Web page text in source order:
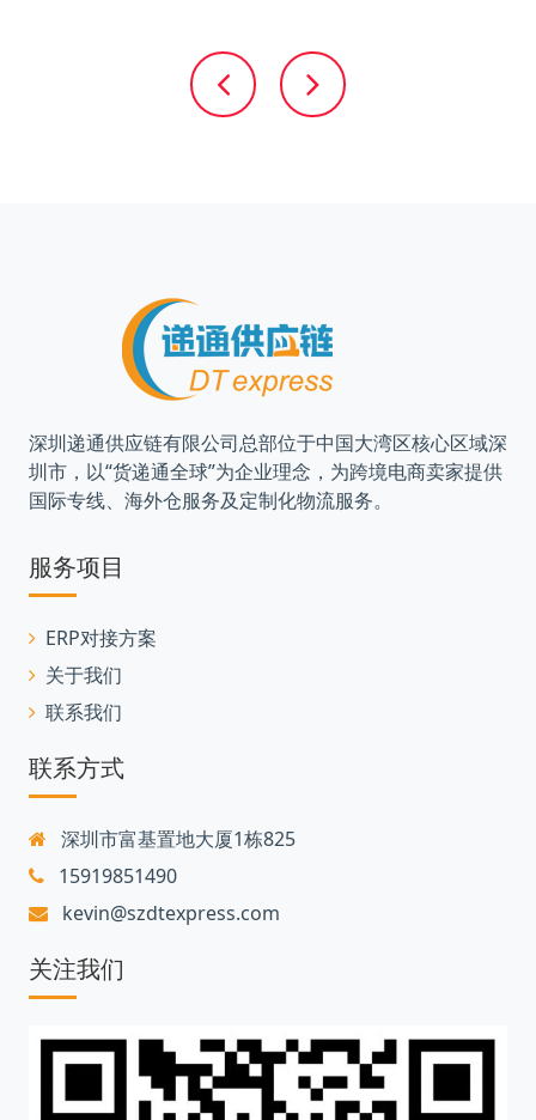
深圳递通供应链有限公司总部位于中国大湾区核心区域深
圳市，以“货递通全球”为企业理念，为跨境电商卖家提供
国际专线、海外仓服务及定制化物流服务。
服务项目
ERP对接方案
关于我们
联系我们
联系方式
深圳市富基置地大厦1栋825
15919851490
kevin@szdtexpress.com
关注我们